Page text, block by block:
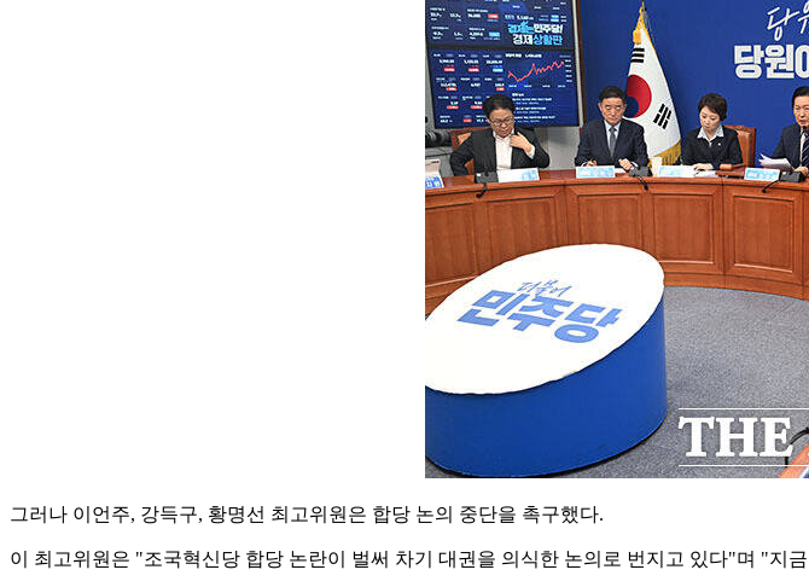
그러나 이언주, 강득구, 황명선 최고위원은 합당 논의 중단을 촉구했다.
이 최고위원은 "조국혁신당 합당 논란이 벌써 차기 대권을 의식한 논의로 번지고 있다"며 "지